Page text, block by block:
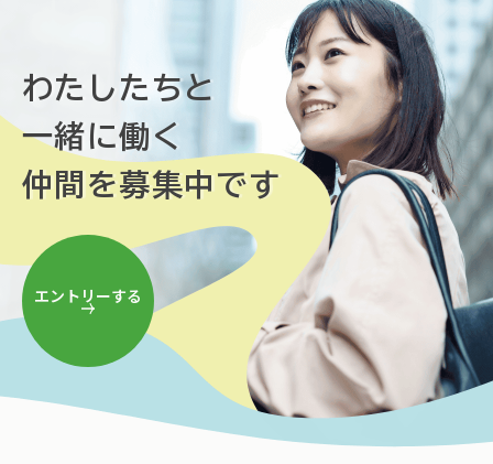
わたしたちと
一緒に働く
仲間を募集中です
エントリーする